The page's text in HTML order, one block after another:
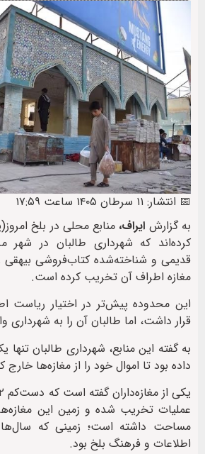
📅 انتشار: ۱۱ سرطان ۱۴۰۵ ساعت ۱۷:۵۹
به گزارش ایراف،
کرده‌اند که شهرداری طالبان در شهر
مغازه اطراف آن تخریب کرده است.
این محدوده پیش‌تر در اختیار ریاست
قرار داشت، اما طالبان آن را به شهرداری
به گفته این منابع، شهرداری طالبان
داده بود تا اموال خود را از مغازه‌ها خارج
مساحت داشته است؛ زمینی که
اطلاعات و فرهنگ بلخ بود.